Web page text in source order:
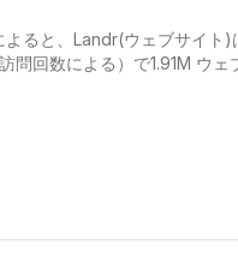
ると、Landr(ウェブサイト
問回数による）で1.91M ウ